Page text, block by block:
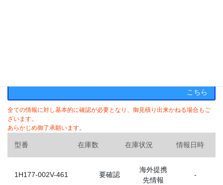
こちら
全ての情報に対し基本的に確認が必要となり、御見積り出来かねる場合もご
ざいます。
あらかじめ御了承願います。
型番 在庫数 在庫状況 情報日時
1H177-002V-461 要確認
海外提携
先情報
-